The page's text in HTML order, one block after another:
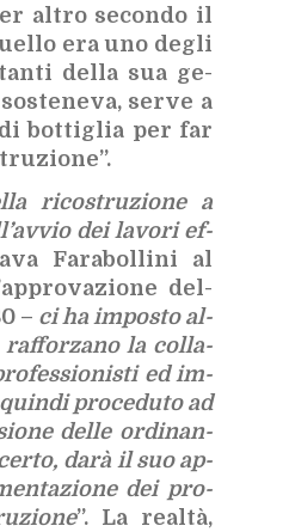
al­tro se­con­do il
era uno de­gli
del­la sua ge­
ser­ve a
bot­ti­glia per far
ri­co­stru­zio­ne a
dei la­vo­ri ef­
Fa­ra­bol­li­ni al
del­
– ci ha im­po­sto al­
raf­for­za­no la col­la­
ed im­
pro­ce­du­to ad
del­le or­di­nan­
darà il suo ap­
dei pro­
”. La real­tà,